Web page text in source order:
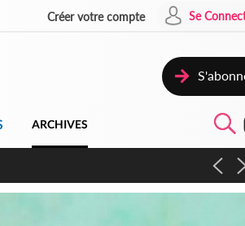
Créer votre compte Se
ARCHIVES
contre les produits